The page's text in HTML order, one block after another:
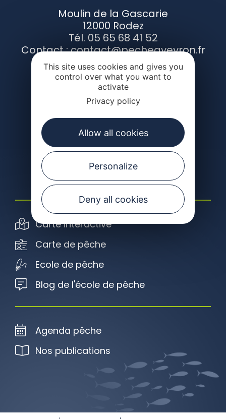
Moulin de la Gascarie
12000 Rodez
Tél. 05 65 68 41 52
Contact : contact@pecheaveyron.fr
CONTACTEZ-NOUS
Suivez-nous
Carte interactive
Carte de pêche
Ecole de pêche
Blog de l'école de pêche
Agenda pêche
Nos publications
This site uses cookies and gives you
control over what you want to
activate
Privacy policy
Allow all cookies
Personalize
Deny all cookies